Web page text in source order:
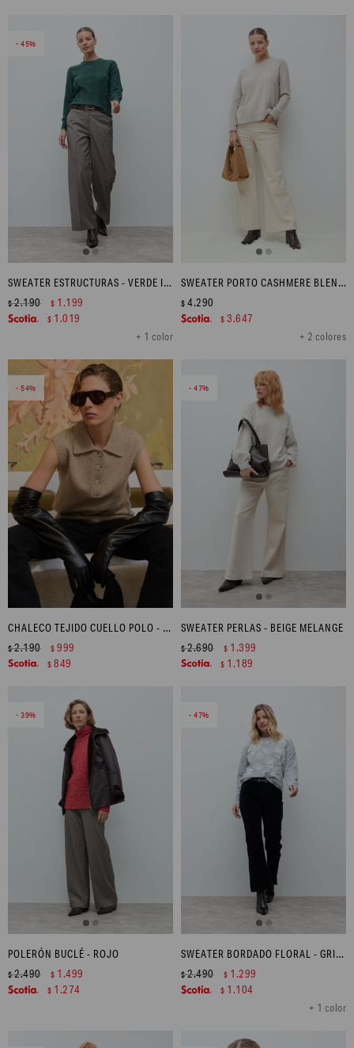
45
SWEATER ESTRUCTURAS - VERDE INGLES
+ 1 color
$2.190 $ 1.199
$ 1.019
SWEATER PORTO CASHMERE BLEND - BEIGE MELANGE
+ 2 colores
$ 4.290
$ 3.647
54
CHALECO TEJIDO CUELLO POLO - TOSTADO MELANGE
$2.190 $ 999
$ 849
47
SWEATER PERLAS - BEIGE MELANGE
$2.690 $ 1.399
$ 1.189
39
POLERÓN BUCLÉ - ROJO
$2.490 $ 1.499
$ 1.274
47
SWEATER BORDADO FLORAL - GRIS MELANGE
+ 1 color
$2.490 $ 1.299
$ 1.104